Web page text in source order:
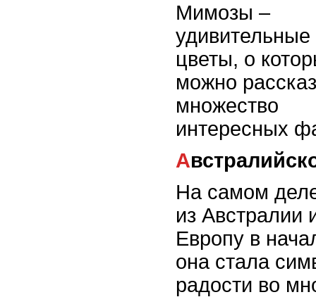
Мимозы –
удивительные
цветы, о
можно
множество
интересных
На самом
из Австралии
Европу в
она стала
радости во